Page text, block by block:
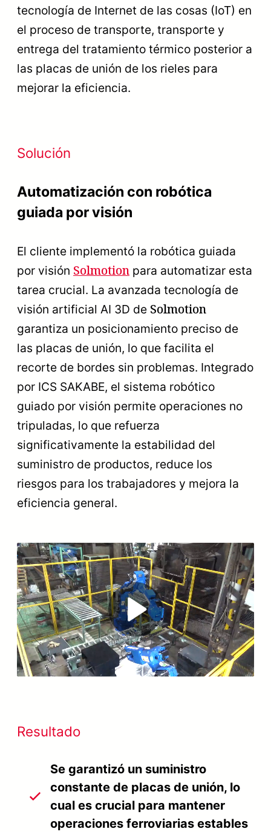
tecnología de Internet de las cosas (IoT) en
el proceso de transporte, transporte y
entrega del tratamiento térmico posterior a
las placas de unión de los rieles para
mejorar la eficiencia.
Solución
Automatización con robótica
guiada por visión
El cliente implementó la robótica guiada
por visión Solmotion para automatizar esta
tarea crucial. La avanzada tecnología de
visión artificial AI 3D de Solmotion
garantiza un posicionamiento preciso de
las placas de unión, lo que facilita el
recorte de bordes sin problemas. Integrado
por ICS SAKABE, el sistema robótico
guiado por visión permite operaciones no
tripuladas, lo que refuerza
significativamente la estabilidad del
suministro de productos, reduce los
riesgos para los trabajadores y mejora la
eficiencia general.
Play
Video
Resultado
Se garantizó un suministro
constante de placas de unión, lo
cual es crucial para mantener
operaciones ferroviarias estables